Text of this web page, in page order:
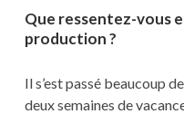
Que ressentez-vous
production ?
Il s’est passé beaucoup
deux semaines de